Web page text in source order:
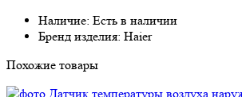
Наличие: Есть в наличии
Бренд изделия: Haier
Похожие товары